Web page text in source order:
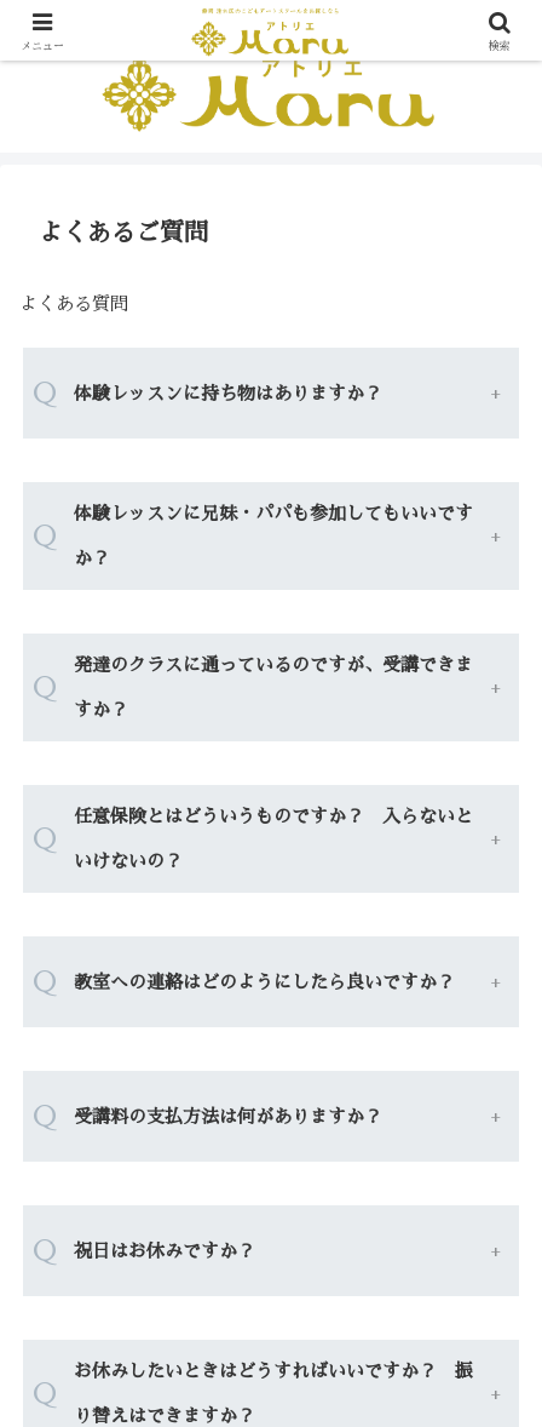
よくあるご質問
よくある質問
Q 体験レッスンに持ち物はありますか？
Q
体験レッスンに兄妹・パパも参加してもいいです
か？
Q
発達のクラスに通っているのですが、受講できま
すか？
Q
任意保険とはどういうものですか？ 入らないと
いけないの？
Q 教室への連絡はどのようにしたら良いですか？
Q 受講料の支払方法は何がありますか？
Q 祝日はお休みですか？
Q
お休みしたいときはどうすればいいですか？ 振
り替えはできますか？
メニュー 検索